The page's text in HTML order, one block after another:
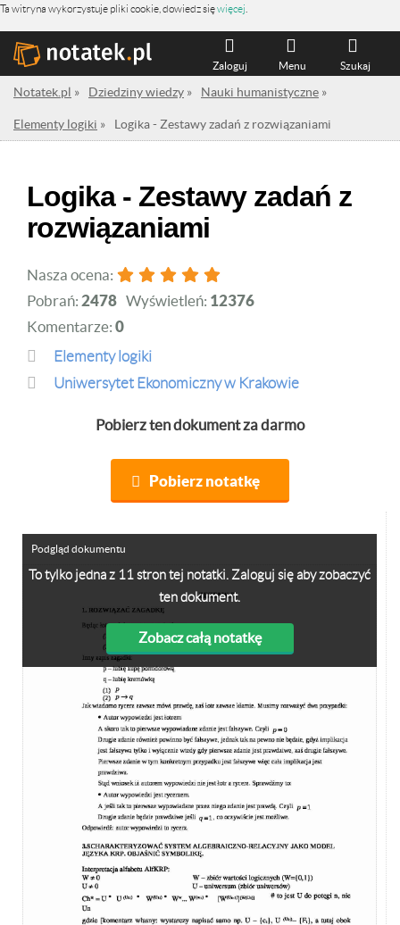
Ta witryna wykorzystuje pliki cookie, dowiedz sięwięcej
Szukaj
Menu
Zaloguj
Notatek.pl » Dziedziny wiedzy » Nauki humanistyczne »
Elementy logiki » Logika - Zestawy zadań z rozwiązaniami
Logika - Zestawy zadań z
rozwiązaniami
Nasza ocena:
Pobrań: 2478 Wyświetleń: 12376
Komentarze: 0
Elementy logiki
Uniwersytet Ekonomiczny w Krakowie
Pobierz ten dokument za darmo
Pobierz notatkę
To tylko jedna z 11 stron tej notatki. Zaloguj się aby zobaczyć
ten dokument.
Zobacz całą notatkę
Podgląd dokumentu